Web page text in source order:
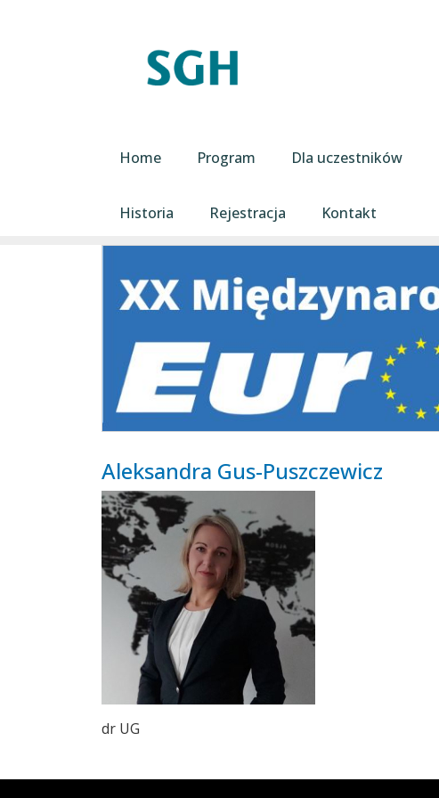
Main navigation
Home Program Dla uczestników
Historia Rejestracja Kontakt
Aleksandra Gus-Puszczewicz
dr UG